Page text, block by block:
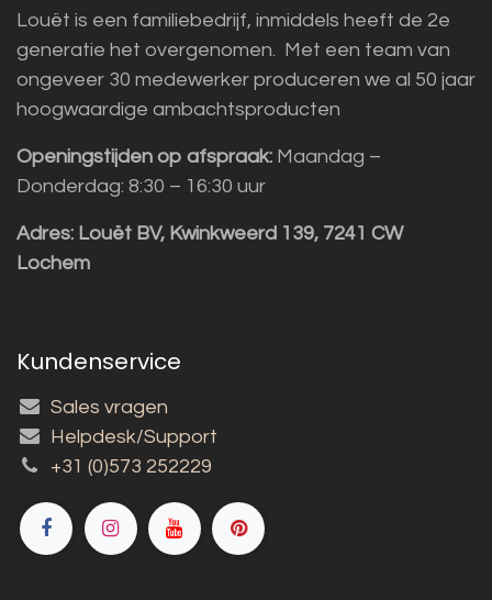
Louët is een familiebedrijf, inmiddels heeft de 2e
generatie het overgenomen. Met een team van
ongeveer 30 medewerker produceren we al 50 jaar
hoogwaardige ambachtsproducten
Openingstijden op afspraak: Maandag –
Donderdag: 8:30 – 16:30 uur
Adres: Louët BV, Kwinkweerd 139, 7241 CW
Lochem
Kundenservice
Sales vragen
Helpdesk/Support
+31 (0)573 252229